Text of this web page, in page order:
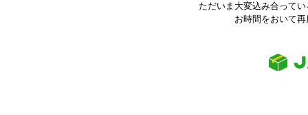
ただいま大変込み合って
お時間をおいて